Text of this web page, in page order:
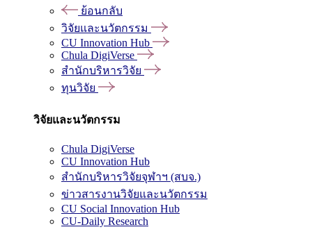
ย้อนกลับ
วิจัยและนวัตกรรม
CU Innovation Hub
Chula DigiVerse
สำนักบริหารวิจัย
ทุนวิจัย
วิจัยและนวัตกรรม
Chula DigiVerse
CU Innovation Hub
สำนักบริหารวิจัยจุฬาฯ (สบจ.)
ข่าวสารงานวิจัยและนวัตกรรม
CU Social Innovation Hub
CU-Daily Research